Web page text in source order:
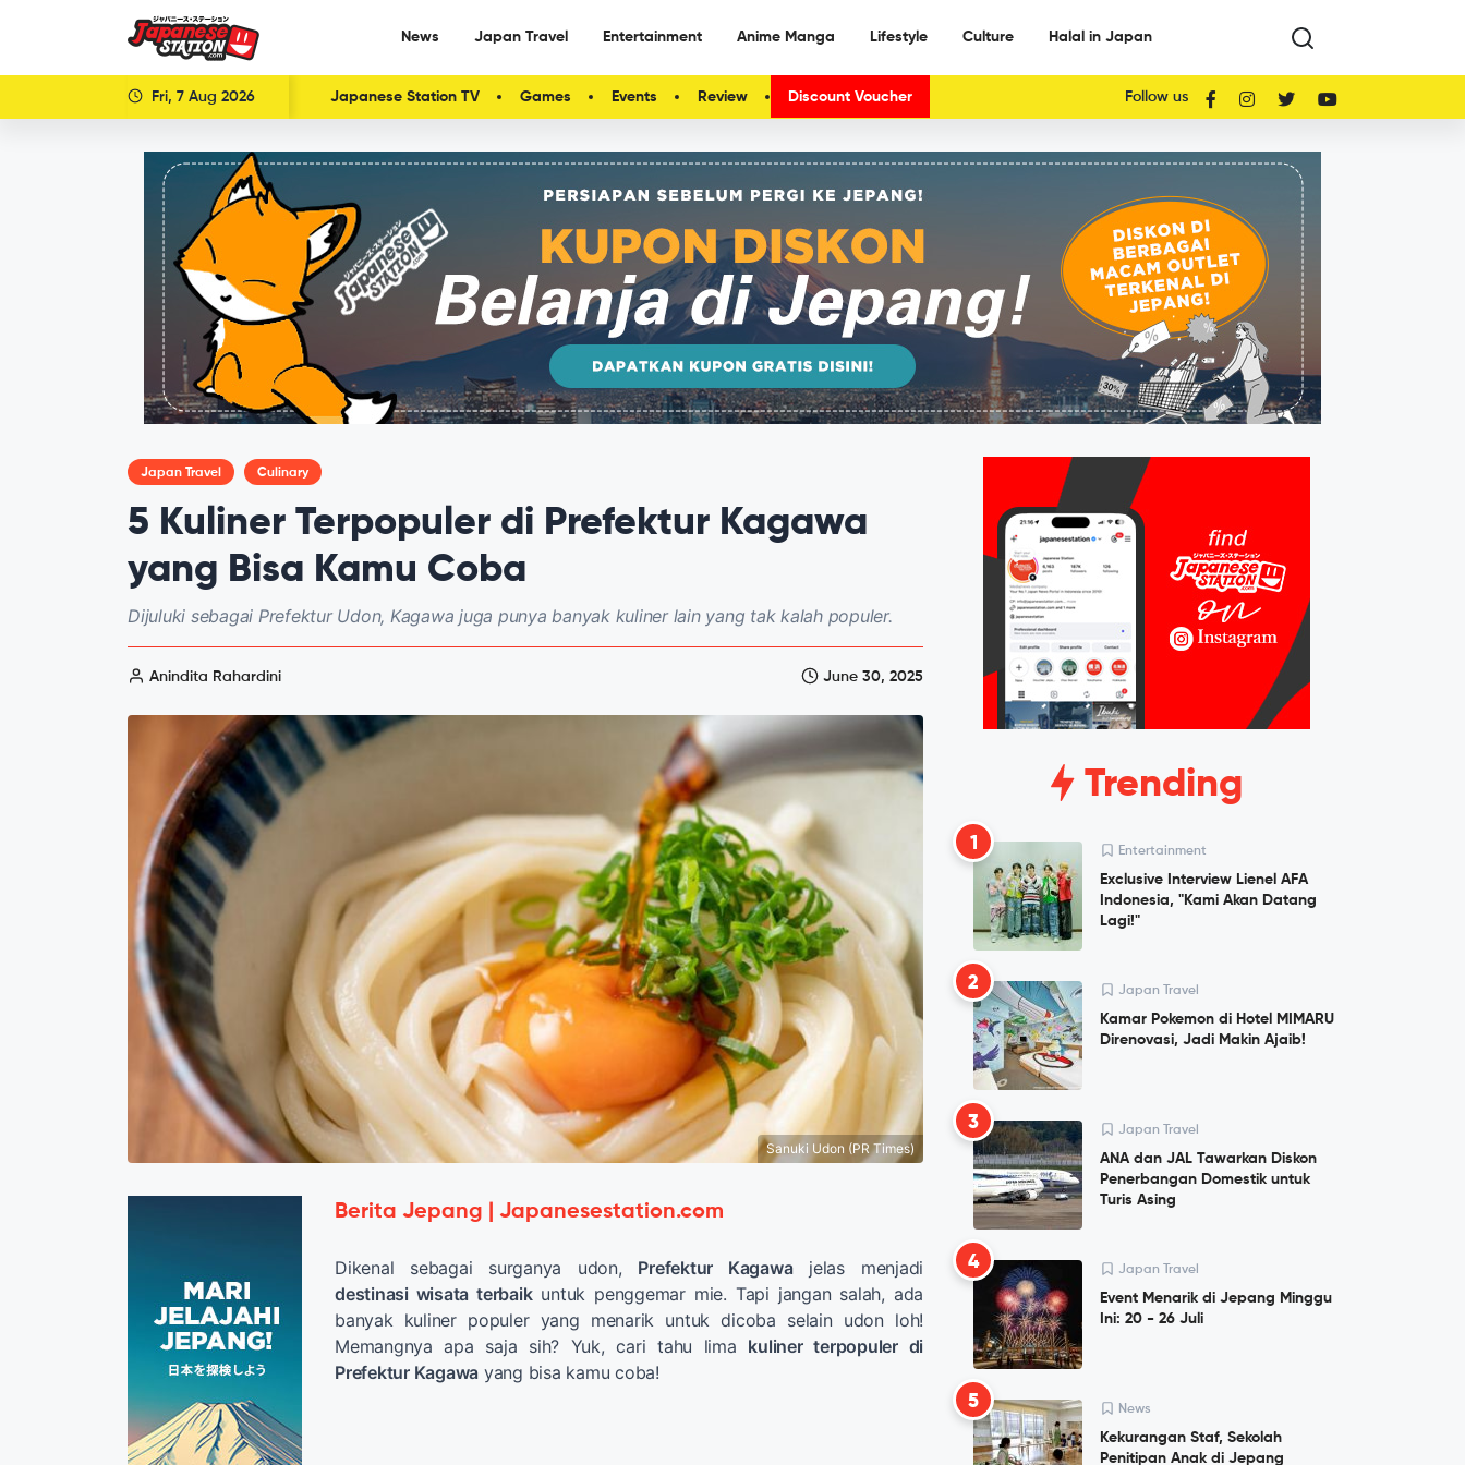
News Japan Travel Entertainment Anime Manga Lifestyle Culture Halal in Japan
Fri, 7 Aug 2026 Japanese Station TV Games Events Review Discount Voucher Follow us
Japan Travel Culinary
5 Kuliner Terpopuler di Prefektur Kagawa
yang Bisa Kamu Coba
Dijuluki sebagai Prefektur Udon, Kagawa juga punya banyak kuliner lain yang tak kalah populer.
Anindita Rahardini June 30, 2025
Sanuki Udon (PR Times)
Berita Jepang | Japanesestation.com
Dikenal sebagai surganya udon, Prefektur Kagawajelas menjadi
destinasi wisata terbaikuntuk penggemar mie. Tapi jangan salah, ada
banyak kuliner populer yang menarik untuk dicoba selain udon loh!
Memangnya apa saja sih? Yuk, cari tahu lima kuliner terpopuler di
Prefektur Kagawa yang bisa kamu coba!
Trending
1 Entertainment
Exclusive Interview Lienel AFA
Indonesia, "Kami Akan Datang
Lagi!"
2 Japan Travel
Kamar Pokemon di Hotel MIMARU
Direnovasi, Jadi Makin Ajaib!
3 Japan Travel
ANA dan JAL Tawarkan Diskon
Penerbangan Domestik untuk
Turis Asing
4 Japan Travel
Event Menarik di Jepang Minggu
Ini: 20 - 26 Juli
5 News
Kekurangan Staf, Sekolah
Penitipan Anak di Jepang